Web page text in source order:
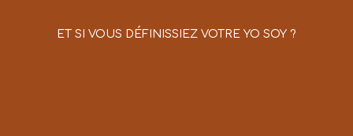
ET SI VOUS DÉFINISSIEZ VOTRE YO SOY ?